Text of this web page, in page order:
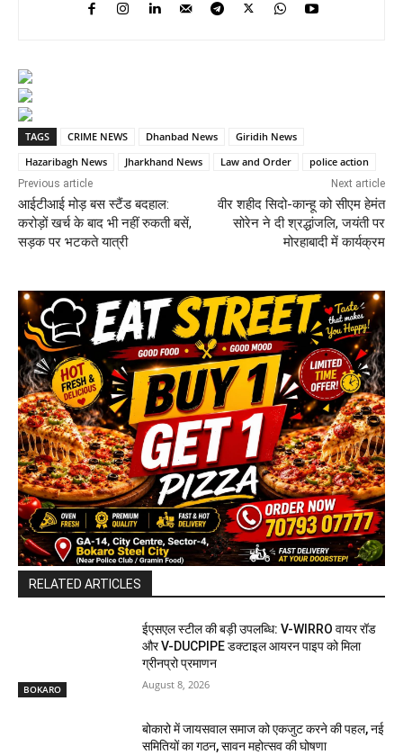
TAGS CRIME NEWS Dhanbad News
Giridih News
Hazaribagh News
Jharkhand News Law and Order police action
Previous article
आईटीआई मोड़ बस स्टैंड बदहाल:
करोड़ों खर्च के बाद भी नहीं रुकती बसें,
सड़क पर भटकते यात्री
Next article
वीर शहीद सिदो-कान्हू को सीएम हेमंत
सोरेन ने दी श्रद्धांजलि, जयंती पर
मोरहाबादी में कार्यक्रम
RELATED ARTICLES
BOKARO
ईएसएल स्टील की बड़ी उपलब्धि: V-WIRRO वायर रॉड
और V-DUCPIPE डक्टाइल आयरन पाइप को मिला
ग्रीनप्रो प्रमाणन
August 8, 2026
बोकारो में जायसवाल समाज को एकजुट करने की पहल, नई
समितियों का गठन, सावन महोत्सव की घोषणा